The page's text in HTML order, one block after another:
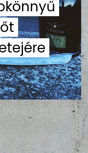
TÁJÉKOZTATÓ